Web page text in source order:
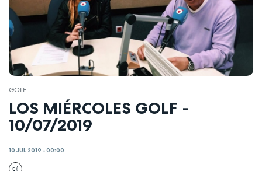
GOLF
LOS MIÉRCOLES GOLF -
10/07/2019
10 JUL 2019 - 00:00